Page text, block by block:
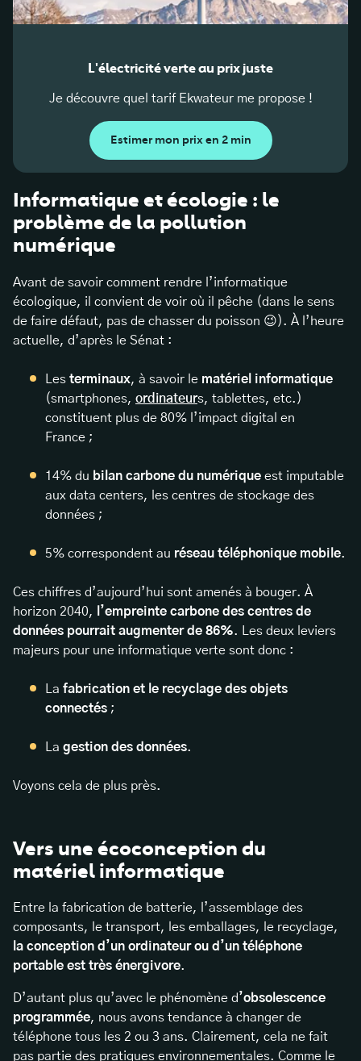
L'électricité verte au prix juste
Je découvre quel tarif Ekwateur me propose !
Estimer mon prix en 2 min
Informatique et écologie : le
problème de la pollution
numérique
Avant de savoir comment rendre l’informatique
écologique, il convient de voir où il pêche (dans le sens
de faire défaut, pas de chasser du poisson 😉). À l’heure
actuelle, d’après le Sénat :
Les terminaux, à savoir le matériel informatique
(smartphones, ordinateurs, tablettes, etc.)
constituent plus de 80% l’impact digital en
France ;
14% du bilan carbone du numérique est imputable
aux data centers, les centres de stockage des
données ;
5% correspondent au réseau téléphonique mobile.
Ces chiffres d’aujourd’hui sont amenés à bouger. À
horizon 2040,
l’empreinte carbone des centres de
données pourrait augmenter de 86%. Les deux leviers
majeurs pour une informatique verte sont donc :
La fabrication et le recyclage des objets
connectés ;
La gestion des données.
Voyons cela de plus près.
Vers une écoconception du
matériel informatique
Entre la fabrication de batterie, l’assemblage des
composants, le transport, les emballages, le recyclage,
la conception d’un ordinateur ou d’un téléphone
portable est très énergivore.
D’autant plus qu’avec le phénomène d’obsolescence
programmée, nous avons tendance à changer de
téléphone tous les 2 ou 3 ans. Clairement, cela ne fait
pas partie des pratiques environnementales. Comme le